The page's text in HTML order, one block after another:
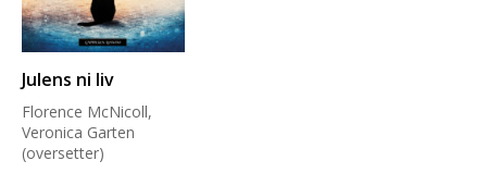
Julens ni liv
Florence McNicoll,
Veronica Garten
(oversetter)